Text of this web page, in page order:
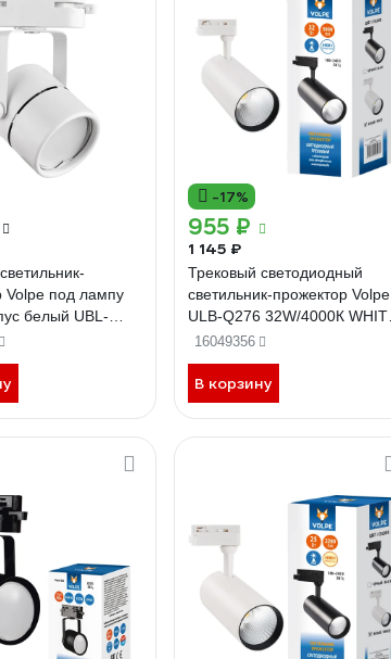
Volpe под лампу
белый UBL-
WHITE UL-
-17%
955 ₽
1 145 ₽
Трековый светодиодный
светильник-прожектор Volpe
ULB-Q276 32W/4000К WHITE
UL-00005941
16049356
В корзину